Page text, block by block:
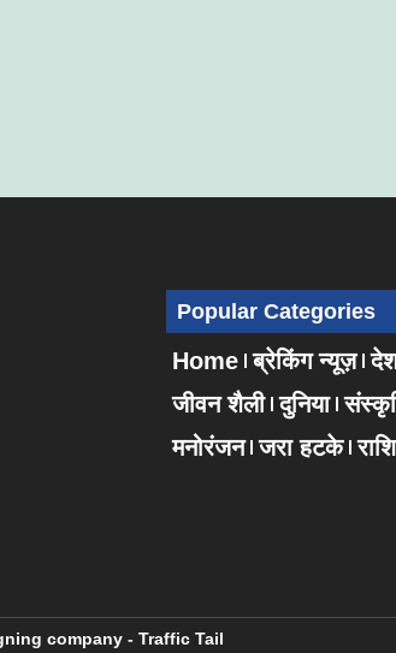
Popular Categories
Home ब्रेकिंग न्यूज़
जीवन शैली दुनिया
मनोरंजन जरा हटके
company- Traffic Tail